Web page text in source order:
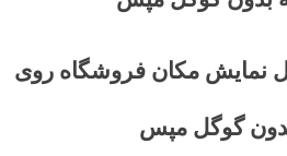
نمایش مکان فروشگاه روی
گوگل مپس